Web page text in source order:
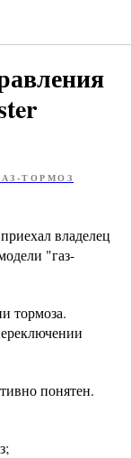
ТОРМОЗ
владелец
"газ-
тормоза.
понятен.